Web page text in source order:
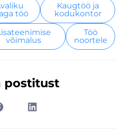
töö
Kaugtöö ja
kodukontor
võimalus
Töö
noortele
postitust